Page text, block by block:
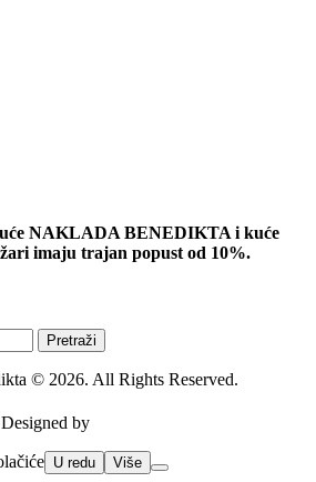
NAKLADA BENEDIKTA i kuće
imaju trajan popust od 10%.
Pretraži
© 2026. All Rights Reserved.
by
U redu Više